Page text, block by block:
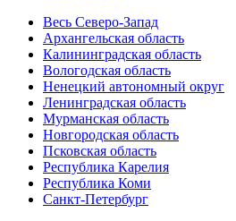
Весь Северо-Запад
Архангельская область
Калининградская область
Вологодская область
Ненецкий автономный округ
Ленинградская область
Мурманская область
Новгородская область
Псковская область
Республика Карелия
Республика Коми
Санкт-Петербург